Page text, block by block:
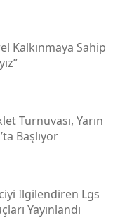
Kalkınmaya Sahip
Turnuvası, Yarın
Başlıyor
Ilgilendiren Lgs
Yayınlandı